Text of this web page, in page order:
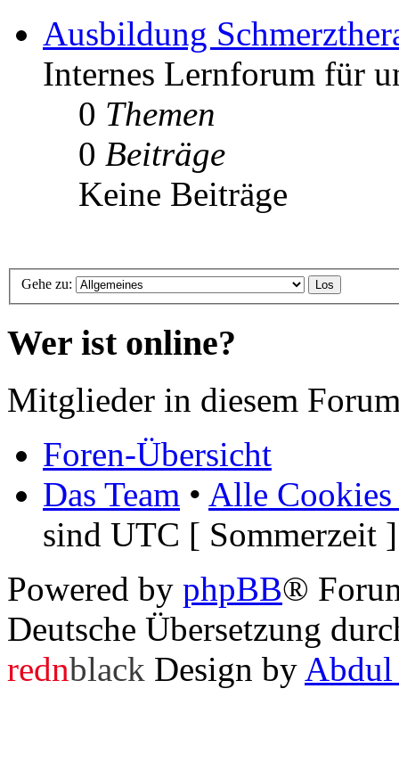
Ausbildung
Internes Lernforum für
0 Themen
0 Beiträge
Keine Beiträge
Gehe zu:
Wer ist online?
Mitglieder in diesem
Foren-Übersicht
Das Team • Alle Cookies
sind UTC [ Sommerzeit ]
Powered by phpBB®
Deutsche Übersetzung
rednblack Design by Abdul